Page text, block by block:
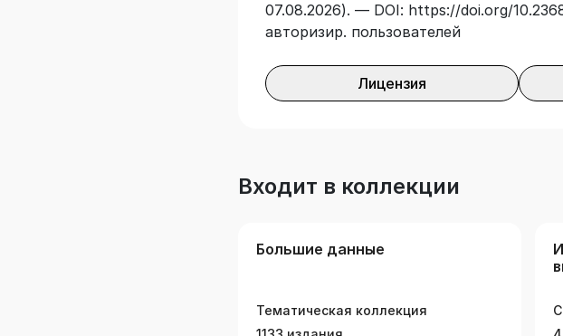
07.08.2026). — DOI: https://doi.org/
авторизир. пользователей
Лицензия
Входит в коллекции
Большие данные
Тематическая коллекция